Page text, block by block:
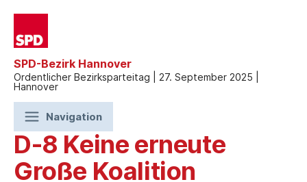
SPD-Bezirk Hannover
Ordentlicher Bezirksparteitag | 27. September 2025 |
Hannover
Navigation
D-8 Keine erneute
Große Koalition